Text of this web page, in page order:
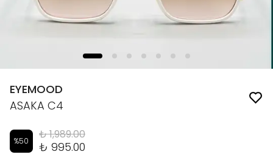
EYEMOOD
ASAKA C4
%50 ₺ 1,989.00
₺ 995.00